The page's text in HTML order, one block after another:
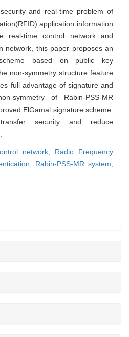
and real-time problem of
application information
real-time control network and
network, this paper proposes an
based on public key
non-symmetry structure feature
full advantage of signature and
symmetry of Rabin-PSS-MR
ElGamal signature scheme.
security and reduce
network, Radio Frequency
Rabin-PSS-MR system,